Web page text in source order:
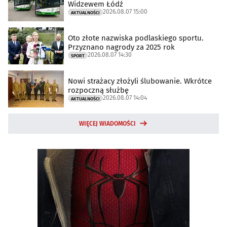
Widzewem Łódź
AKTUALNOŚCI 2026.08.07 15:00
Oto złote nazwiska podlaskiego sportu.
Przyznano nagrody za 2025 rok
SPORT 2026.08.07 14:30
Nowi strażacy złożyli ślubowanie. Wkrótce
rozpoczną służbę
AKTUALNOŚCI 2026.08.07 14:04
WIĘCEJ WIADOMOŚCI